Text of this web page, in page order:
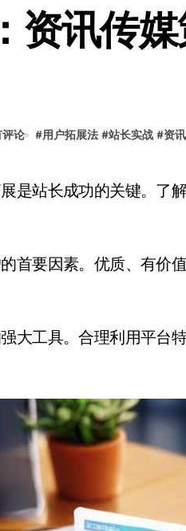
据库速建指南
，赋能站长高效运营
架构优化与资源高效运维
资讯传
论 #用户拓展法 #站长实战 #资
首要因素。优质、有价
大工具。合理利用平台